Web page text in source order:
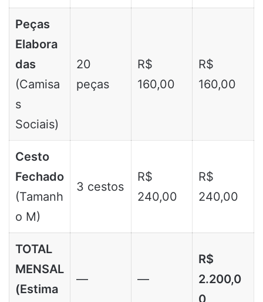
Peças
Elabora
das
(Camisa
s
Sociais)
20
peças
R$
160,00
R$
160,00
Cesto
Fechado
(Tamanh
o M)
3 cestos
R$
240,00
R$
240,00
TOTAL
MENSAL
(Estima
— —
R$
2.200,0
0